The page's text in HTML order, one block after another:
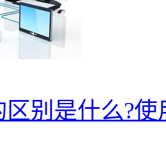
区别是什么?